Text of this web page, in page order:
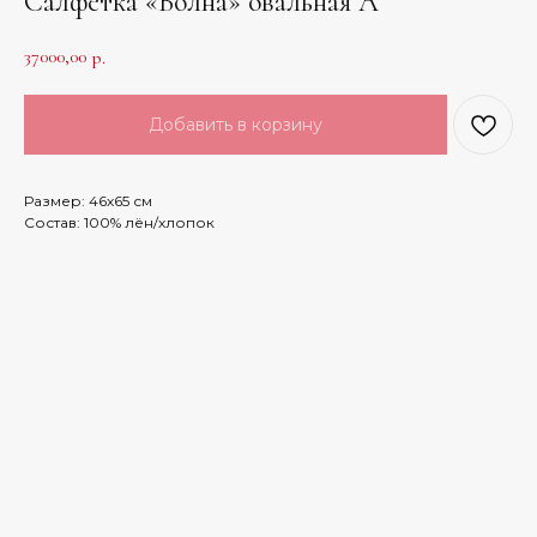
37000,00 р.
Добавить в корзину
Размер: 46х65 см
Состав: 100% лён/хлопок